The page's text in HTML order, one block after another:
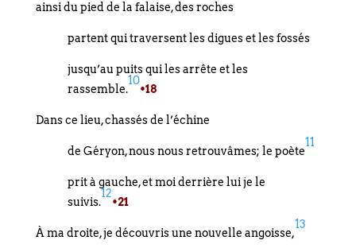
ainsi du pied de la falaise, des roches
partent qui traversent les digues et les fossés
jusqu’au puits qui les arrête et les
rassemble.
10
•18
Dans ce lieu, chassés de l’échine
de Géryon, nous nous retrouvâmes; le poète
11
prit à gauche, et moi derrière lui je le
suivis.
12
•21
À ma droite, je découvris une nouvelle angoisse,
13